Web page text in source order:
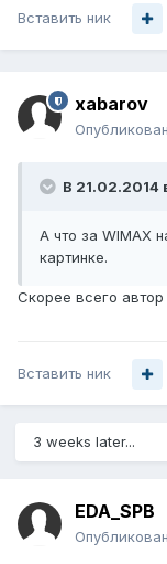
Вставить ник
xabarov
В 21.02.2014
А что за WIMAX
картинке.
Скорее всего автор
Вставить ник
3 weeks later...
EDA_SPB